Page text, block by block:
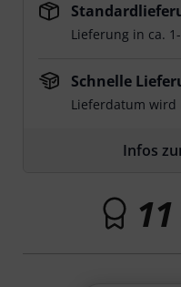
Lieferung in ca.
Schnelle
Lieferdatum wird
Infos
11